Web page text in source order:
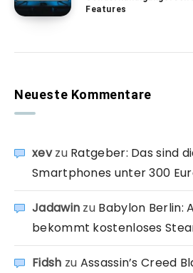
Features
Neueste Kommentare
xevzu Ratgeber: Das sind
Smartphones unter 300
Jadawin zu Babylon Berlin:
bekommt kostenloses
Fidsh zu Assassin’s Creed